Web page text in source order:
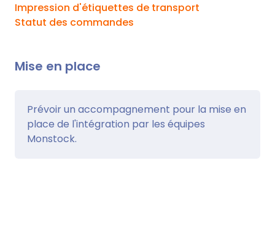
Impression d'étiquettes de transport
Statut des commandes
Mise en place
Prévoir un accompagnement pour la mise en
place de l'intégration par les équipes
Monstock.